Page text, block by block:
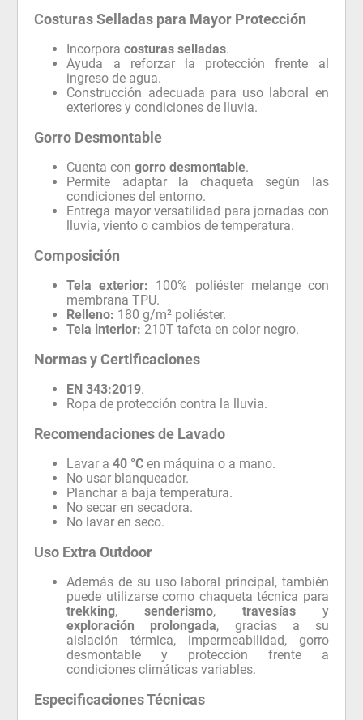
Costuras Selladas para Mayor Protección
Incorporacosturas selladas.
Ayuda a reforzar la protección frente al
ingreso de agua.
Construcción adecuada para uso laboral en
exteriores y condiciones de lluvia.
Gorro Desmontable
Cuenta congorro desmontable.
Permite adaptar la chaqueta según las
condiciones del entorno.
Entrega mayor versatilidad para jornadas con
lluvia, viento o cambios de temperatura.
Composición
Tela exterior: 100% poliéster melange con
membrana TPU.
Relleno: 180 g/m² poliéster.
Tela interior: 210T tafeta en color negro.
Normas y Certificaciones
EN 343:2019.
Ropa de protección contra la lluvia.
Recomendaciones de Lavado
Lavar a40 °C en máquina o a mano.
No usar blanqueador.
Planchar a baja temperatura.
No secar en secadora.
No lavar en seco.
Uso Extra Outdoor
Además de su uso laboral principal, también
puede utilizarse como chaqueta técnica para
trekking,senderismo, travesíasy
exploración prolongada, gracias a su
aislación térmica, impermeabilidad, gorro
desmontable y protección frente a
condiciones climáticas variables.
Especificaciones Técnicas